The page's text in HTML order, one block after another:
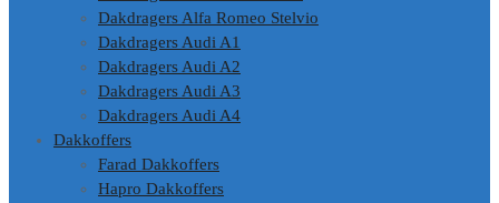
Dakdragers Alfa Romeo Stelvio
Dakdragers Audi A1
Dakdragers Audi A2
Dakdragers Audi A3
Dakdragers Audi A4
Dakkoffers
Farad Dakkoffers
Hapro Dakkoffers